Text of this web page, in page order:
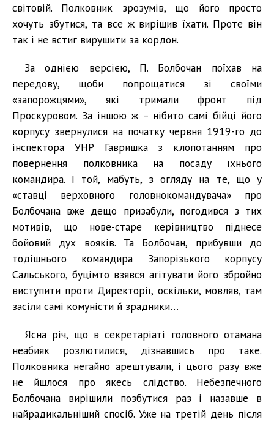
світовій. Полковник зрозумів, що його просто
хочуть збутися, та все ж вирішив їхати. Проте він
так і не встиг вирушити за кордон.
За однією версією, П. Болбочан поїхав на
передову, щоби попрощатися зі своїми
«запорожцями», які тримали фронт під
Проскуровом. За іншою ж – нібито самі бійці його
корпусу звернулися на початку червня 1919-го до
інспектора УНР Гавришка з клопотанням про
повернення полковника на посаду їхнього
командира. І той, мабуть, з огляду на те, що у
«ставці верховного головнокомандувача» про
Болбочана вже дещо призабули, погодився з тих
мотивів, що нове-старе керівництво піднесе
бойовий дух вояків. Та Болбочан, прибувши до
тодішнього командира Запорізького корпусу
Сальського, буцімто взявся агітувати його збройно
виступити проти Директорії, оскільки, мовляв, там
засіли самі комуністи й зрадники…
Ясна річ, що в секретаріаті головного отамана
неабияк розлютилися, дізнавшись про таке.
Полковника негайно арештували, і цього разу вже
не йшлося про якесь слідство. Небезпечного
Болбочана вирішили позбутися раз і назавше в
найрадикальніший спосіб. Уже на третій день після